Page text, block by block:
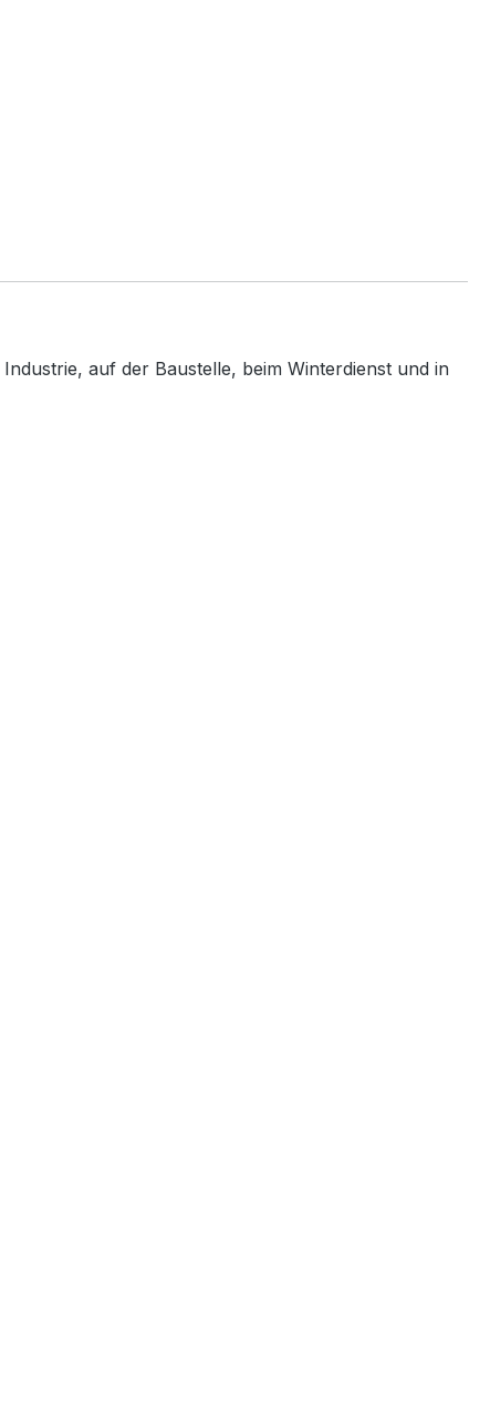
auf der Baustelle, beim Winterdienst und in